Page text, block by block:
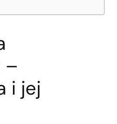
–
i jej